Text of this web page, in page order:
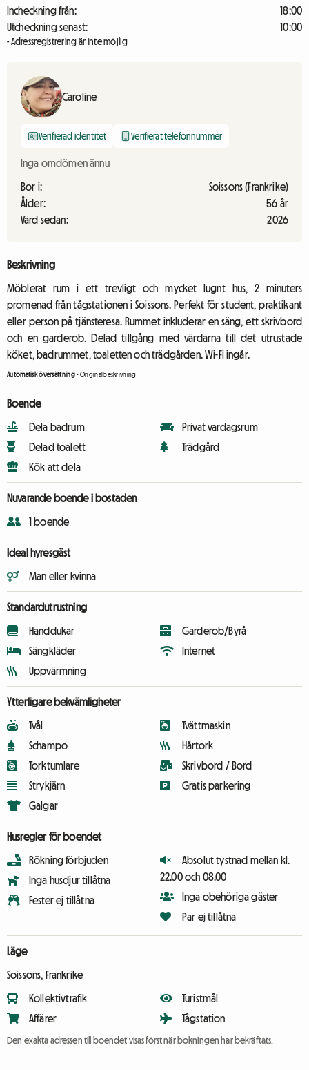
Incheckning från:
18:00
Utcheckning senast:
10:00
- Adressregistrering är inte möjlig
Caroline
Verifierad identitet Verifierat telefonnummer
Inga omdömen ännu
Bor i:
Soissons (Frankrike)
Ålder:
56 år
Värd sedan:
2026
Beskrivning
Möblerat rum i ett trevligt och mycket lugnt hus, 2 minuters
promenad från tågstationen i Soissons. Perfekt för student, praktikant
eller person på tjänsteresa. Rummet inkluderar en säng, ett skrivbord
och en garderob. Delad tillgång med värdarna till det utrustade
köket, badrummet, toaletten och trädgården. Wi-Fi ingår.
Automatisk översättning-Originalbeskrivning
Boende
Dela badrum
Delad toalett
Kök att dela
Privat vardagsrum
Trädgård
Nuvarande boende i bostaden
1 boende
Ideal hyresgäst
Man eller kvinna
Standardutrustning
Handdukar
Sängkläder
Uppvärmning
Garderob/Byrå
Internet
Ytterligare bekvämligheter
Tvål
Schampo
Torktumlare
Strykjärn
Galgar
Tvättmaskin
Hårtork
Skrivbord / Bord
Gratis parkering
Husregler för boendet
Rökning förbjuden
Inga husdjur tillåtna
Fester ej tillåtna
Absolut tystnad mellan kl.
22.00 och 08.00
Inga obehöriga gäster
Par ej tillåtna
Läge
Soissons, Frankrike
Kollektivtrafik
Affärer
Turistmål
Tågstation
Den exakta adressen till boendet visas först när bokningen har bekräftats.